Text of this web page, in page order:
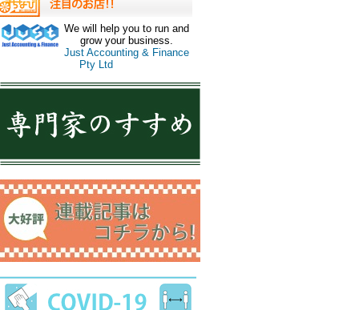
We will help you to run and
grow your business.
Just Accounting & Finance
Pty Ltd